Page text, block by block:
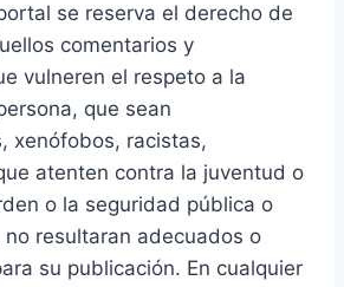
se reserva el derecho de
comentarios y
vulneren el respeto a la
que sean
xenófobos, racistas,
atenten contra la juventud o
o la seguridad pública o
no resultaran adecuados o
su publicación. En cualquier